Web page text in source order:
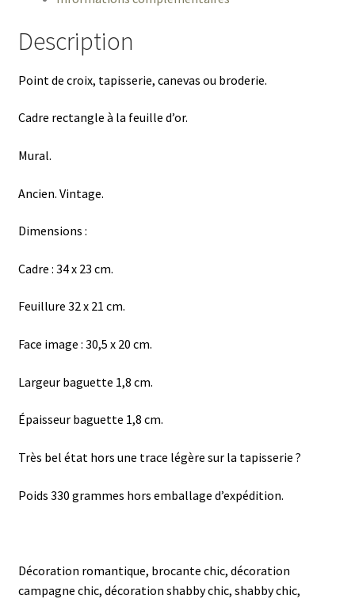
cm
Description
Point de croix, tapisserie, canevas ou broderie.
Cadre rectangle à la feuille d’or.
Mural.
Ancien. Vintage.
Dimensions :
Cadre : 34 x 23 cm.
Feuillure 32 x 21 cm.
Face image : 30,5 x 20 cm.
Largeur baguette 1,8 cm.
Épaisseur baguette 1,8 cm.
Très bel état hors une trace légère sur la tapisserie ?
Poids 330 grammes hors emballage d’expédition.
Décoration romantique, brocante chic, décoration
campagne chic, décoration shabby chic, shabby chic,